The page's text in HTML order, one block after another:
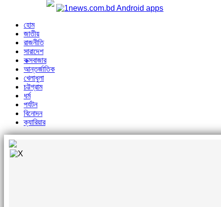
হোম
জাতীয়
রাজনীতি
সারাদেশ
কক্সবাজার
আন্তর্জাতিক
খেলাধুলা
চট্টগ্রাম
ধর্ম
পর্যটন
বিনোদন
ক্যারিয়ার